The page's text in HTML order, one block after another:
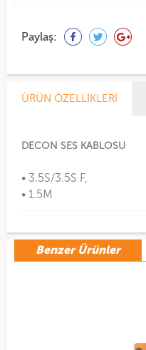
Paylaş:
ÜRÜN ÖZELLIKLERI
DECON SES KABLOSU
• 3.5S/3.5S F,
• 1.5M
Benzer Ürünler